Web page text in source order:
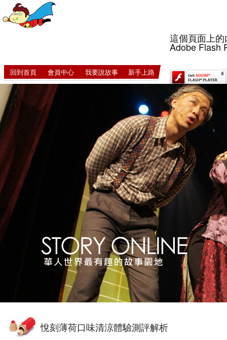
這個頁面上
Adobe Flash
回到首頁 會員中心 我要說故事 新手上路
悅刻薄荷口味清涼體驗測評解析